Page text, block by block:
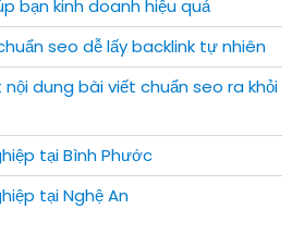
bạn kinh doanh hiệu quả
seo dễ lấy backlink tự nhiên
dung bài viết chuẩn seo ra khỏi
tại Bình Phước
tại Nghệ An